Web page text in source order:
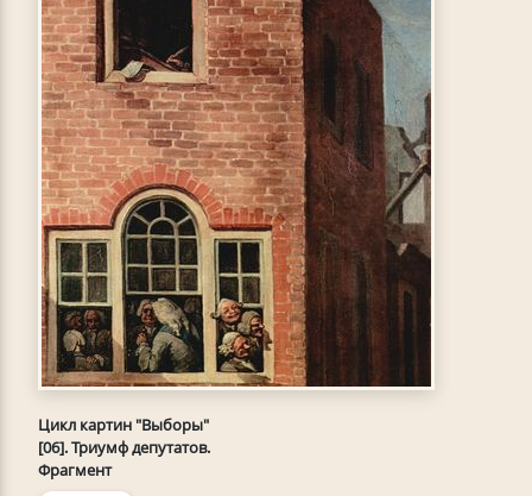
Цикл картин "Выборы"
[06]. Триумф депутатов.
Фрагмент